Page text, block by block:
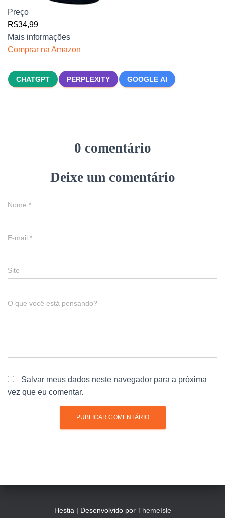
Preço
R$34,99
Mais informações
Comprar na Amazon
CHATGPT PERPLEXITY GOOGLE AI
0 comentário
Deixe um comentário
Nome *
E-mail *
Site
O que você está pensando?
Salvar meus dados neste navegador para a próxima
vez que eu comentar.
Hestia | Desenvolvido por ThemeIsle